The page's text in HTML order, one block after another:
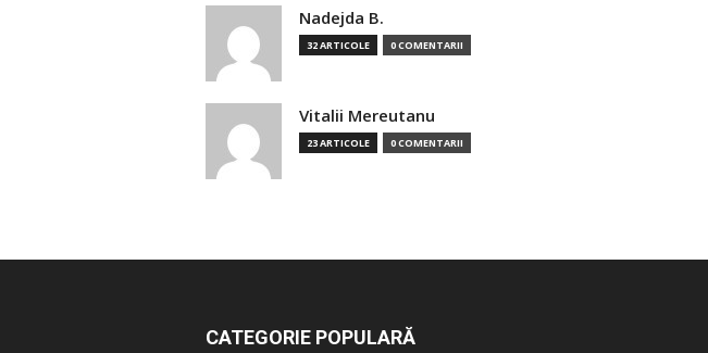
Nadejda B.
32 ARTICOLE 0 COMENTARII
Vitalii Mereutanu
23 ARTICOLE 0 COMENTARII
CATEGORIE POPULARĂ